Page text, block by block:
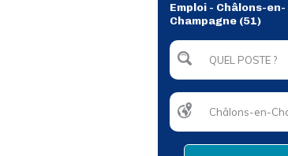
Emploi - Châlons-en-
Champagne (51)